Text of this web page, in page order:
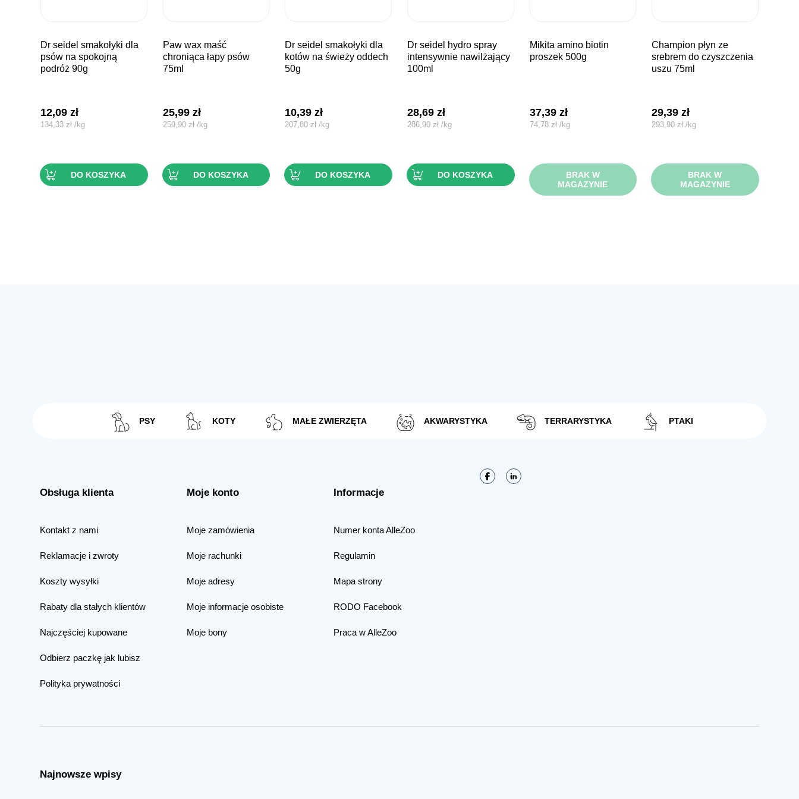
dr seidel smakołyki dla
psów na spokojną
podróż 90g
12,09zł
134,33zł /kg
DO KOSZYKA
paw wax maść
chroniąca łapy psów
75ml
25,99 zł
259,90 zł /kg
DO KOSZYKA
dr seidel smakołyki dla
kotów na świeży oddech
50g
10,39zł
207,80zł /kg
DO KOSZYKA
dr seidel hydro spray
intensywnie nawilżający
100ml
28,69 zł
286,90 zł /kg
DO KOSZYKA
mikita amino biotin
proszek 500g
37,39 zł
74,78 zł /kg
BRAK W
MAGAZYNIE
champion płyn ze
srebrem do czyszczenia
uszu 75ml
29,39zł
293,90zł /kg
BRAK W
MAGAZYNIE
PSY KOTY MAŁE ZWIERZĘTA AKWARYSTYKA TERRARYSTYKA PTAKI
Obsługa klienta
Kontakt z nami
Reklamacje i zwroty
Koszty wysyłki
Rabaty dla stałych klientów
Najczęściej kupowane
Odbierz paczkę jak lubisz
Polityka prywatności
Moje konto
Moje zamówienia
Moje rachunki
Moje adresy
Moje informacje osobiste
Moje bony
Informacje
Numer konta AlleZoo
Regulamin
Mapa strony
RODO Facebook
Praca w AlleZoo
Najnowsze wpisy